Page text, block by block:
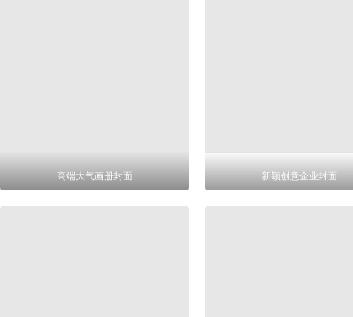
高端大气画册封面 新颖创意企业封面